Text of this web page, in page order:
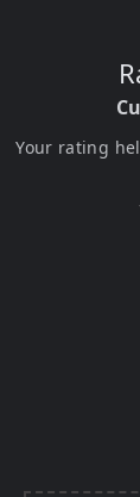
Your rating